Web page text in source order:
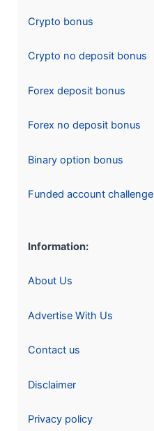
Crypto bonus
Crypto no deposit bonus
Forex deposit bonus
Forex no deposit bonus
Binary option bonus
Funded account challenge
Information:
About Us
Advertise With Us
Contact us
Disclaimer
Privacy policy